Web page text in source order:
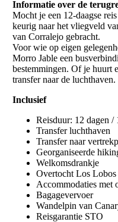
Informatie over de
Mocht je een 12-daagse
keurig naar het vliegveld
van Corralejo gebracht.
Voor wie op eigen
Morro Jable een
bestemmingen. Of je huurt
transfer naar de luchthaven.
Inclusief
Reisduur: 12 dagen /
Transfer luchthaven
Transfer naar
Georganiseerde
Welkomsdrankje
Overtocht Los Lobos
Accommodaties met
Bagagevervoer
Wandelpin van
Reisgarantie STO